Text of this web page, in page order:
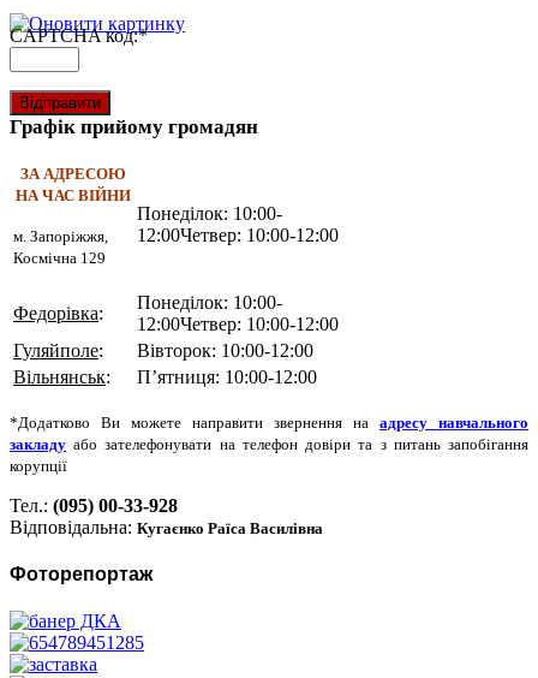
CAPTCHA код:*
Графік прийому громадян
ЗА АДРЕСОЮ
НА ЧАС ВІЙНИ
м. Запоріжжя,
Космічна 129
Понеділок: 10:00-
12:00Четвер: 10:00-12:00
Федорівка:
Понеділок: 10:00-
12:00Четвер: 10:00-12:00
Гуляйполе:
Вівторок: 10:00-12:00
Вільнянськ: П’ятниця: 10:00-12:00
*Додатково Ви можете направити звернення на адресу навчального
закладу або зателефонувати на телефон довіри та з питань запобігання
корупції
Тел.: (095) 00-33-928
Відповідальна: Кугаєнко Раїса Василівна
Фоторепортаж